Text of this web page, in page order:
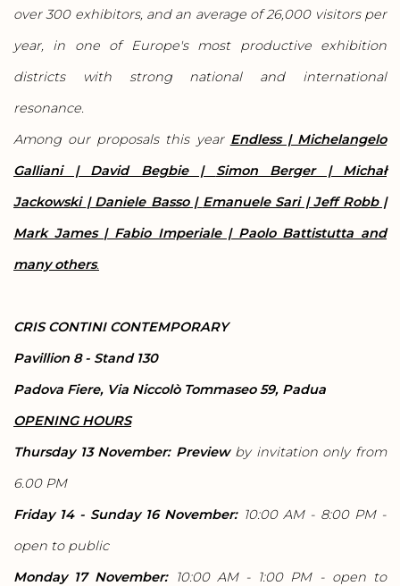
over 300 exhibitors, and an average of 26,000 visitors per
year, in one of Europe's most productive exhibition
districts with strong national and international
resonance.
Among our proposals this year Endless | Michelangelo
Galliani | David Begbie | Simon Berger | Michał
Jackowski | Daniele Basso | Emanuele Sari | Jeff Robb |
Mark James | Fabio Imperiale | Paolo Battistutta and
many others.
CRIS CONTINI CONTEMPORARY
Pavillion 8 - Stand 130
Padova Fiere, Via Niccolò Tommaseo 59, Padua
OPENING HOURS
Thursday 13 November: Previewby invitation only from
6.00 PM
Friday 14 - Sunday 16 November: 10:00 AM - 8:00 PM -
open to public
Monday 17 November: 10:00 AM - 1:00 PM - open to